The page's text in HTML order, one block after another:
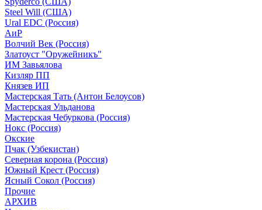
Steel Will (США)
Ural EDC (Россия)
АиР
Волчий Век (Россия)
Златоуст "Оружейникъ"
ИМ Завьялова
Кизляр ПП
Князев ИП
Мастерская Тать (Антон Белоусов)
Мастерская Ульданова
Мастерская Чебуркова (Россия)
Нокс (Россия)
Окские
Пчак (Узбекистан)
Северная корона (Россия)
Южный Крест (Россия)
Ясный Сокол (Россия)
Прочие
АРХИВ